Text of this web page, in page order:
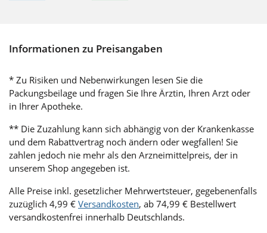
Informationen zu Preisangaben
* Zu Risiken und Nebenwirkungen lesen Sie die
Packungsbeilage und fragen Sie Ihre Ärztin, Ihren Arzt oder
in Ihrer Apotheke.
** Die Zuzahlung kann sich abhängig von der Krankenkasse
und dem Rabattvertrag noch ändern oder wegfallen! Sie
zahlen jedoch nie mehr als den Arzneimittelpreis, der in
unserem Shop angegeben ist.
Alle Preise inkl. gesetzlicher Mehrwertsteuer, gegebenenfalls
zuzüglich 4,99 € Versandkosten, ab 74,99 € Bestellwert
versandkostenfrei innerhalb Deutschlands.